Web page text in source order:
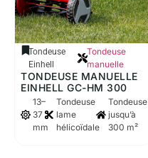
Tondeuse
Einhell
Tondeuse
manuelle
TONDEUSE MANUELLE
EINHELL GC-HM 300
13–
37
mm
Tondeuse
lame
hélicoïdale
Tondeuse
jusqu’à
300 m²